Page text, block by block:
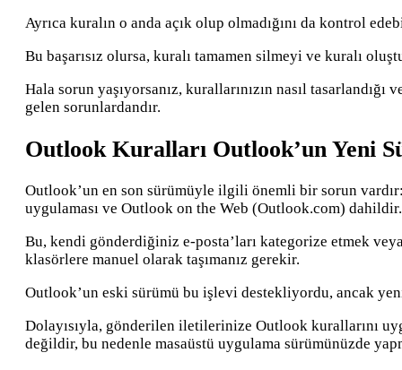
Ayrıca kuralın o anda açık olup olmadığını da kontrol
Bu başarısız olursa, kuralı tamamen silmeyi ve kuralı
Hala sorun yaşıyorsanız, kurallarınızın nasıl
gelen sorunlardandır.
Outlook Kuralları Outlook’un Yeni
Outlook’un en son sürümüyle ilgili önemli bir sorun
uygulaması ve Outlook on the Web (Outlook.com) dahildir.
Bu, kendi gönderdiğiniz e-posta’ları kategorize etmek
klasörlere manuel olarak taşımanız gerekir.
Outlook’un eski sürümü bu işlevi destekliyordu, ancak
Dolayısıyla, gönderilen iletilerinize Outlook kurallarını
değildir, bu nedenle masaüstü uygulama sürümünüzde